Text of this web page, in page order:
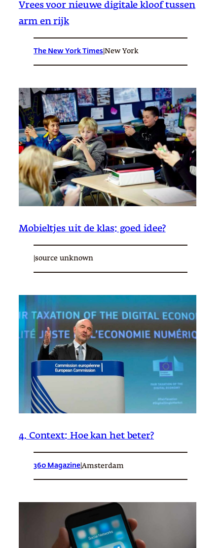
Vrees voor nieuwe digitale kloof tussen
arm en rijk
The New York Times New York
Mobieltjes uit de klas: goed idee?
source unknown
4. Context: Hoe kan het beter?
360 Magazine Amsterdam